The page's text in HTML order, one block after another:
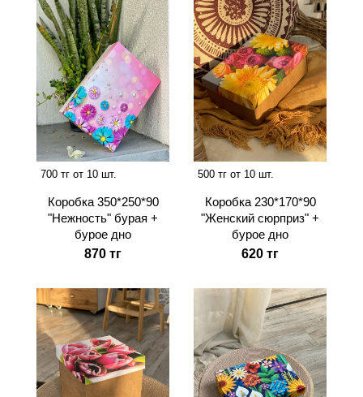
700 тг от 10 шт.
Коробка 350*250*90
"Нежность" бурая +
бурое дно
870 тг
500 тг от 10 шт.
Коробка 230*170*90
"Женский сюрприз" +
бурое дно
620 тг